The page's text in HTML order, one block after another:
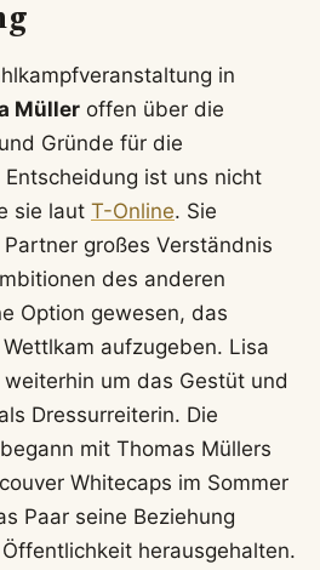
in
Müller offen über die
Gründe für die
Entscheidung ist uns nicht
sie laut T-Online. Sie
großes Verständnis
des anderen
Option gewesen, das
aufzugeben. Lisa
um das Gestüt und
Dressurreiterin. Die
mit Thomas Müllers
Whitecaps im Sommer
Paar seine Beziehung
herausgehalten.